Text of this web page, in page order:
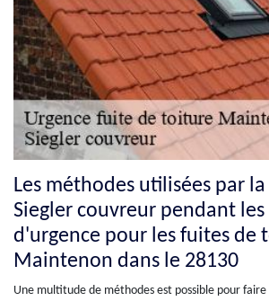
Les méthodes utilisées par
Siegler couvreur pendant
d'urgence pour les fuites de
Maintenon dans le 28130
Une multitude de méthodes est possible pour